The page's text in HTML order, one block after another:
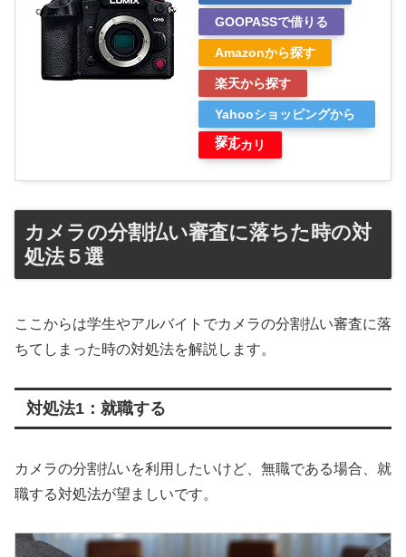
GOOPASSで借りる
Amazonから探す
楽天から探す
Yahooショッピングから
探す
メルカリ
カメラの分割払い審査に落ちた時の対
処法５選
ここからは学生やアルバイトでカメラの分割払い審査に落
ちてしまった時の対処法を解説します。
対処法1：就職する
カメラの分割払いを利用したいけど、無職である場合、就
職する対処法が望ましいです。